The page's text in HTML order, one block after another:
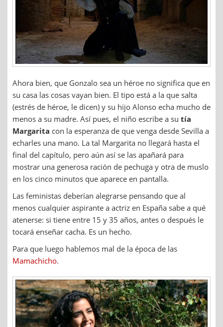
Ahora bien, que Gonzalo sea un héroe no significa que en
su casa las cosas vayan bien. El tipo está a la que salta
(estrés de héroe, le dicen) y su hijo Alonso echa mucho de
menos a su madre. Así pues, el niño escribe a su tía
Margarita con la esperanza de que venga desde Sevilla a
echarles una mano. La tal Margarita no llegará hasta el
final del capítulo, pero aún así se las apañará para
mostrar una generosa ración de pechuga y otra de muslo
en los cinco minutos que aparece en pantalla.
Las feministas deberían alegrarse pensando que al
menos cualquier aspirante a actriz en España sabe a qué
atenerse: si tiene entre 15 y 35 años, antes o después le
tocará enseñar cacha. Es un hecho.
Para que luego hablemos mal de la época de las
Mamachicho.